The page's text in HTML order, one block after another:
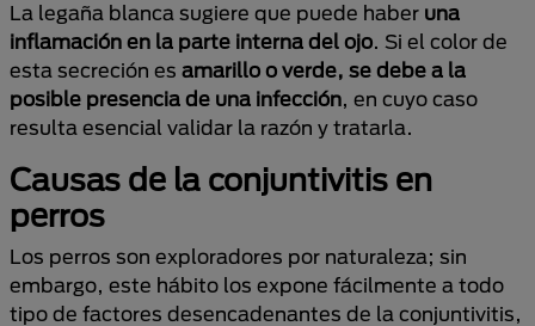
La legaña blanca sugiere que puede haber una
inflamación en la parte interna del ojo. Si el color de
esta secreción es amarillo o verde, se debe a la
posible presencia de una infección, en cuyo caso
resulta esencial validar la razón y tratarla.
Causas de la conjuntivitis en
perros
Los perros son exploradores por naturaleza; sin
embargo, este hábito los expone fácilmente a todo
tipo de factores desencadenantes de la conjuntivitis,